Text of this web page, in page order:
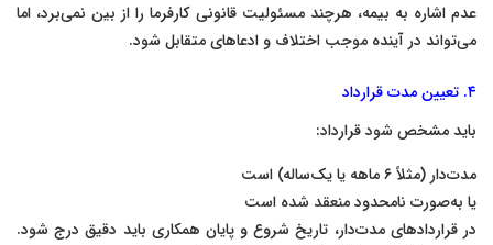
عدم اشاره به بیمه، هرچند مسئولیت قانونی کارفرما را از بین نمی‌برد، اما
می‌تواند در آینده موجب اختلاف و ادعاهای متقابل شود.
۴. تعیین مدت قرارداد
باید مشخص شود قرارداد:
مدت‌دار (مثلاً ۶ ماهه یا یک‌ساله) است
یا به‌صورت نامحدود منعقد شده است
در قراردادهای مدت‌دار، تاریخ شروع و پایان همکاری باید دقیق درج شود.